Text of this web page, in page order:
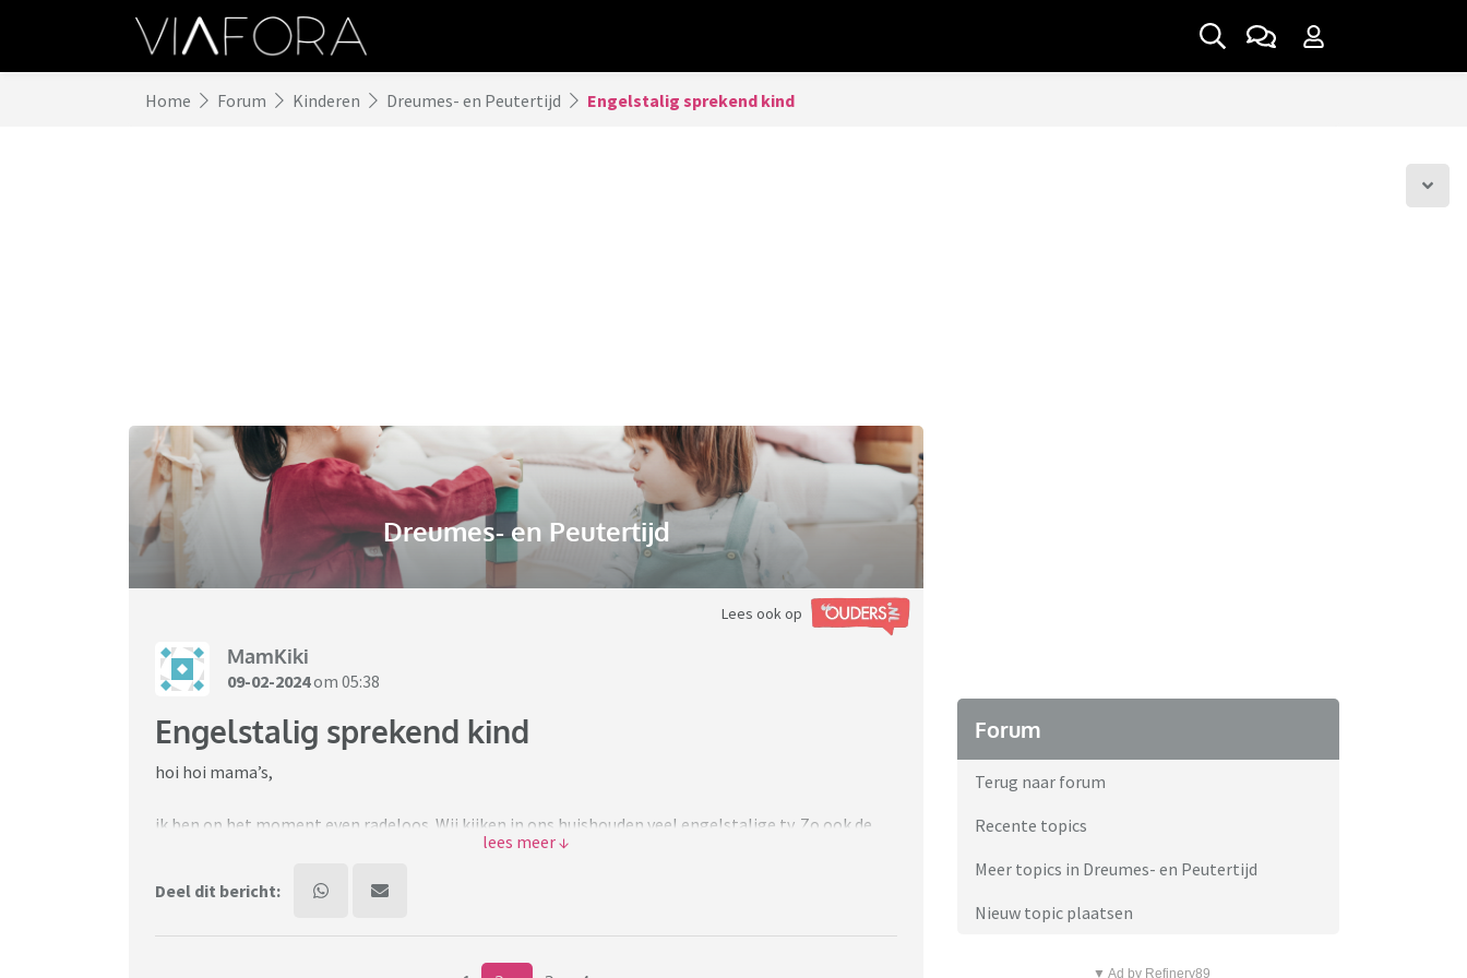
Home Forum Kinderen Dreumes- en Peutertijd Engelstalig sprekend kind
Dreumes- en Peutertijd
Lees ook op
MamKiki
09-02-2024om 05:38
Engelstalig sprekend kind
hoi hoi mama’s,
ik ben op het moment even radeloos. Wij kijken in ons huishouden veel engelstalige tv. Zo ook de
Maar hierdoor hebben mijn kinderen dus de Engelse taal snel ontwikkeld (zeker fijn als ze groter
Deel dit bericht:
Forum
Terug naar forum
Recente topics
Meer topics in Dreumes- en Peutertijd
Nieuw topic plaatsen
▼ Ad by Refinery89